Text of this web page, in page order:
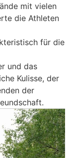
mit vielen
die Athleten
für die
und das
Kulisse, der
der